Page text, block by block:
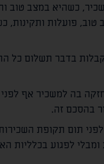
כשהיא במצב טוב
פועלות ותקינות,
בדבר תשלום כל
בה למשכיר אף
בהסכם זה.
תום תקופת
לפגוע בכלליות